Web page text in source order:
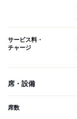
サービス料・
チャージ
席・設備
席数